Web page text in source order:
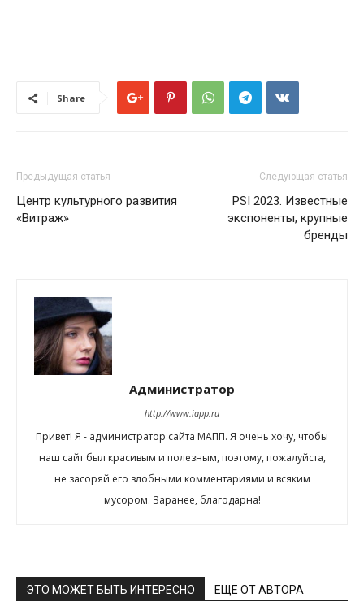
Share
Предыдущая статья
Центр культурного развития
«Витраж»
Следующая статья
PSI 2023. Известные
экспоненты, крупные
бренды
Администратор
http://www.iapp.ru
Привет! Я - администратор сайта МАПП. Я очень хочу, чтобы
наш сайт был красивым и полезным, поэтому, пожалуйста,
не засоряй его злобными комментариями и всяким
мусором. Заранее, благодарна!
ЭТО МОЖЕТ БЫТЬ ИНТЕРЕСНО ЕЩЕ ОТ АВТОРА